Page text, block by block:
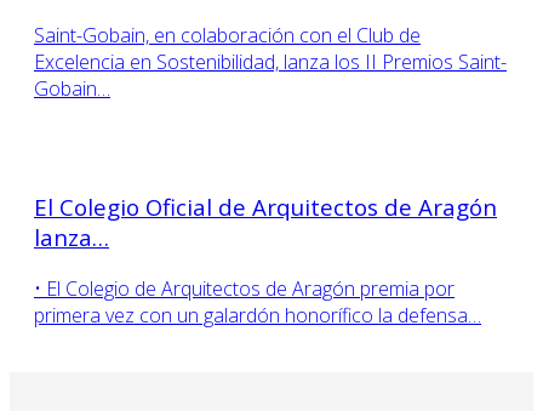
Saint-Gobain, en colaboración con el Club de
Excelencia en Sostenibilidad, lanza los II Premios Saint-
Gobain…
El Colegio Oficial de Arquitectos de Aragón
lanza…
• El Colegio de Arquitectos de Aragón premia por
primera vez con un galardón honorífico la defensa…